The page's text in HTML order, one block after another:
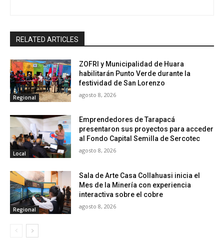
RELATED ARTICLES
Regional
ZOFRI y Municipalidad de Huara
habilitarán Punto Verde durante la
festividad de San Lorenzo
agosto 8, 2026
Local
Emprendedores de Tarapacá
presentaron sus proyectos para acceder
al Fondo Capital Semilla de Sercotec
agosto 8, 2026
Regional
Sala de Arte Casa Collahuasi inicia el
Mes de la Minería con experiencia
interactiva sobre el cobre
agosto 8, 2026